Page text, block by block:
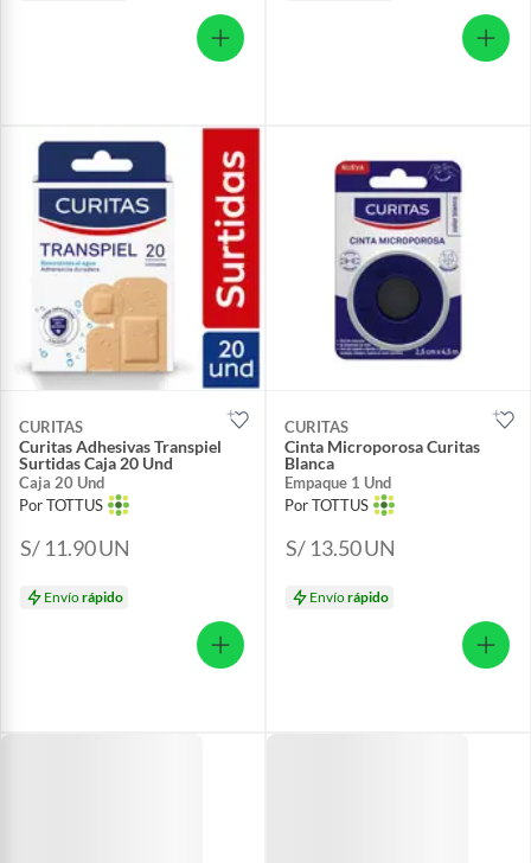
CURITAS
Curitas Adhesivas Transpiel
Surtidas Caja 20 Und
Caja 20 Und
Por TOTTUS
S/ 11.90UN
Envíorápido
CURITAS
Cinta Microporosa Curitas
Blanca
Empaque 1 Und
Por TOTTUS
S/ 13.50UN
Envíorápido